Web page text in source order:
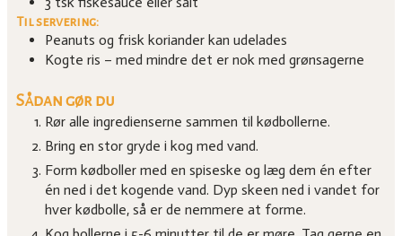
Til servering:
Peanuts og frisk koriander kan udelades
Kogte ris – med mindre det er nok med grønsagerne
Sådan gør du
Rør alle ingredienserne sammen til kødbollerne.
Bring en stor gryde i kog med vand.
Form kødboller med en spiseske og læg dem én efter
én ned i det kogende vand. Dyp skeen ned i vandet for
hver kødbolle, så er de nemmere at forme.